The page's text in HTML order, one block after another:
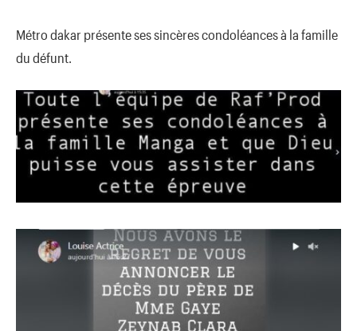
Métro dakar présente ses sincères condoléances à la famille
du défunt.